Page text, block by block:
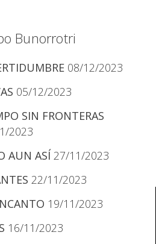
Bunorrotri
08/12/2023
05/12/2023
SIN FRONTERAS
2023
AUN ASÍ 27/11/2023
22/11/2023
19/11/2023
16/11/2023